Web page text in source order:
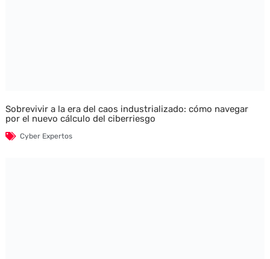
Sobrevivir a la era del caos industrializado: cómo navegar
por el nuevo cálculo del ciberriesgo
Cyber Expertos